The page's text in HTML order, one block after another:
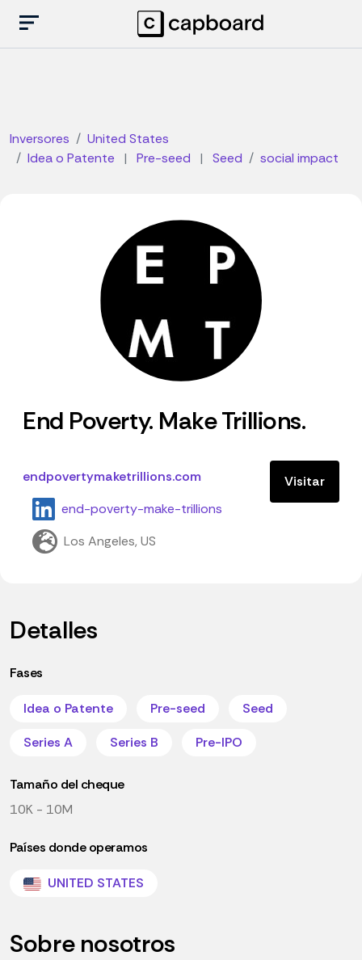
Inversores
United States
Idea o Patente
| Pre-seed | Seed social impact
End Poverty. Make Trillions.
Visitar
endpovertymaketrillions.com
end-poverty-make-trillions
Los Angeles, US
Detalles
Fases
Idea o Patente Pre-seed
Seed
Series A
Series B Pre-IPO
Tamaño del cheque
10K - 10M
Países donde operamos
UNITED STATES
Sobre nosotros